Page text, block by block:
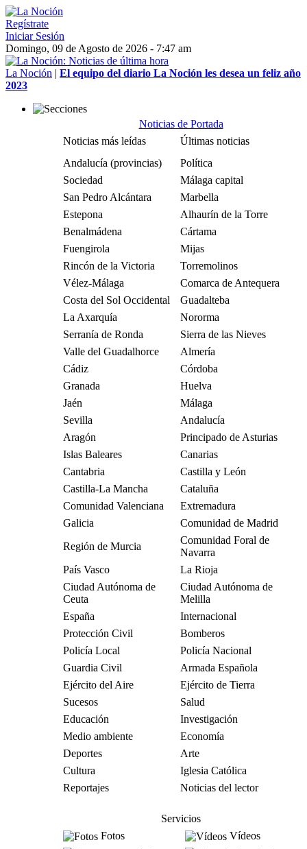
Regístrate
Iniciar Sesión
Domingo, 09 de Agosto de 2026 - 7:47 am
La Noción | El equipo del diario La Noción les desea un feliz año
2023
Noticias de Portada
Noticias más leídas
Últimas noticias
Andalucía (provincias)
Política
Sociedad
Málaga capital
San Pedro Alcántara
Marbella
Estepona
Alhaurín de la Torre
Benalmádena
Cártama
Fuengirola
Mijas
Rincón de la Victoria
Torremolinos
Vélez-Málaga
Comarca de Antequera
Costa del Sol Occidental
Guadalteba
La Axarquía
Nororma
Serranía de Ronda
Sierra de las Nieves
Valle del Guadalhorce
Almería
Cádiz
Córdoba
Granada
Huelva
Jaén
Málaga
Sevilla
Andalucía
Aragón
Principado de Asturias
Islas Baleares
Canarias
Cantabria
Castilla y León
Castilla-La Mancha
Cataluña
Comunidad Valenciana
Extremadura
Galicia
Comunidad de Madrid
Región de Murcia
Comunidad Foral de
Navarra
País Vasco
La Rioja
Ciudad Autónoma de
Ceuta
Ciudad Autónoma de
Melilla
España
Internacional
Protección Civil
Bomberos
Policía Local
Policía Nacional
Guardia Civil
Armada Española
Ejército del Aire
Ejército de Tierra
Sucesos
Salud
Educación
Investigación
Medio ambiente
Economía
Deportes
Arte
Cultura
Iglesia Católica
Reportajes
Noticias del lector
Servicios
Fotos
Vídeos